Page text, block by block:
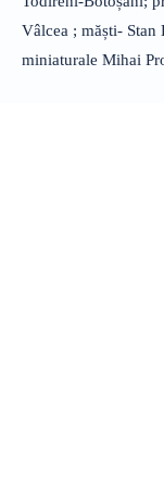
Vâlcea ; măști- Stan
miniaturale Mihai